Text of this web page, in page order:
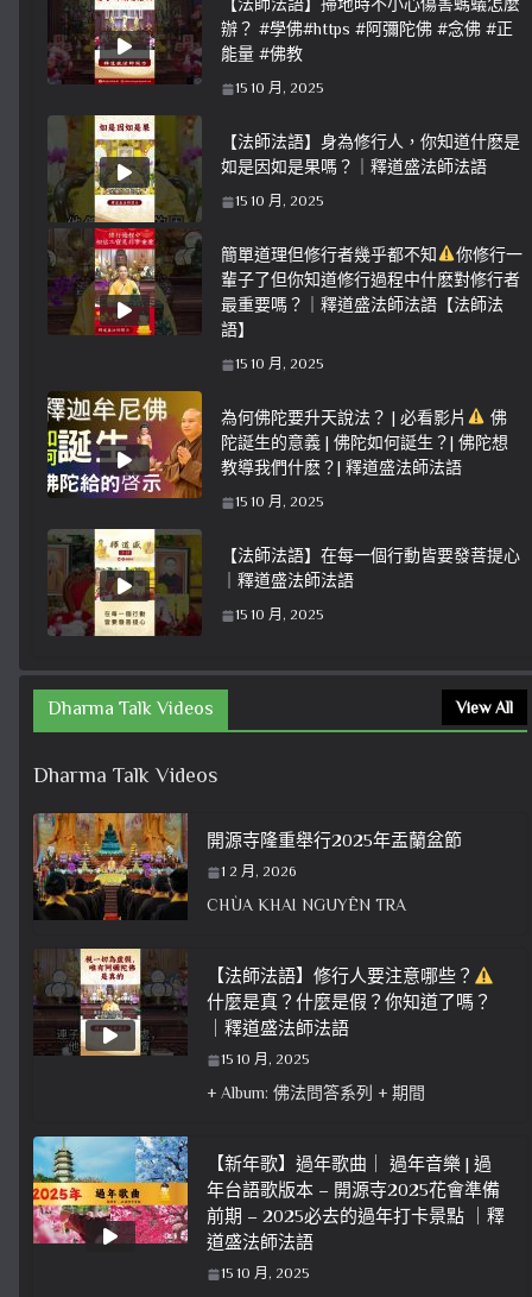
辦？ #學佛#https #阿彌陀佛 #念佛 #正
能量 #佛教
15 10 月, 2025
【法師法語】身為修行人，你知道什麽是
如是因如是果嗎？｜釋道盛法師法語
15 10 月, 2025
簡單道理但修行者幾乎都不知
你修行一
輩子了但你知道修行過程中什麽對修行者
最重要嗎？｜釋道盛法師法語【法師法
語】
15 10 月, 2025
為何佛陀要升天說法？ | 必看影片
佛
陀誕生的意義 | 佛陀如何誕生？| 佛陀想
教導我們什麽？| 釋道盛法師法語
15 10 月, 2025
【法師法語】在每一個行動皆要發菩提心
｜釋道盛法師法語
15 10 月, 2025
Dharma Talk Videos View All
Dharma Talk Videos
開源寺隆重舉行2025年盂蘭盆節
1 2 月, 2026
CHÙA KHAI NGUYÊN TRA
【法師法語】修行人要注意哪些？
什麼是真？什麼是假？你知道了嗎？
｜釋道盛法師法語
15 10 月, 2025
+ Album: 佛法問答系列 + 期間
【新年歌】過年歌曲｜ 過年音樂 | 過
年台語歌版本 – 開源寺2025花會準備
前期 – 2025必去的過年打卡景點 ｜釋
道盛法師法語
15 10 月, 2025